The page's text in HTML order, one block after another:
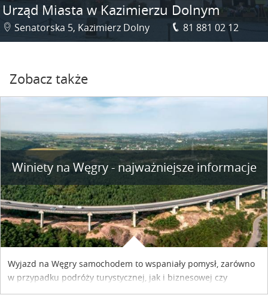
Urząd Miasta w Kazimierzu Dolnym
Senatorska 5, Kazimierz Dolny 81 881 02 12
Zobacz także
Winiety na Węgry - najważniejsze informacje
Wyjazd na Węgry samochodem to wspaniały pomysł, zarówno
w przypadku podróży turystycznej, jak i biznesowej czy
służbowej. Pamiętać tylko trzeba o wykupieniu winiety, co